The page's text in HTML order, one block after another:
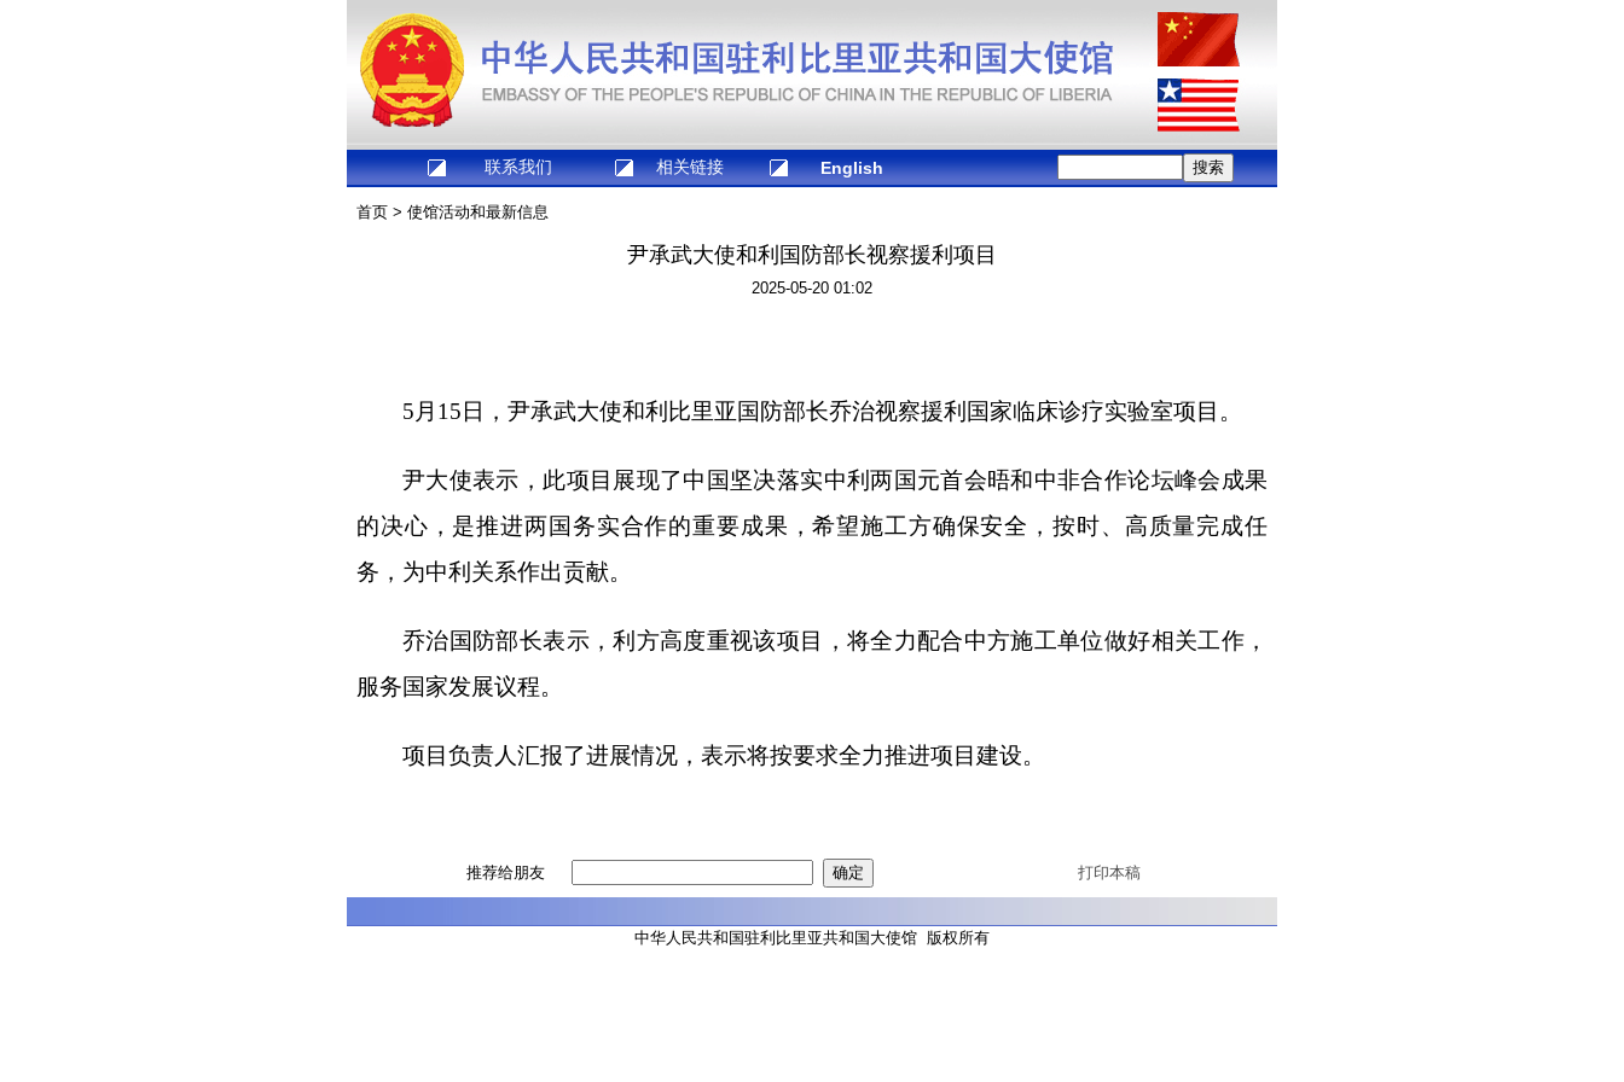
联系我们 相关链接 English
首页 > 使馆活动和最新信息
尹承武大使和利国防部长视察援利项目
2025-05-20 01:02
5月15日，尹承武大使和利比里亚国防部长乔治视察援利国家临床诊疗实验室项目。
尹大使表示，此项目展现了中国坚决落实中利两国元首会晤和中非合作论坛峰会成果
的决心，是推进两国务实合作的重要成果，希望施工方确保安全，按时、高质量完成任
务，为中利关系作出贡献。
乔治国防部长表示，利方高度重视该项目，将全力配合中方施工单位做好相关工作，
服务国家发展议程。
项目负责人汇报了进展情况，表示将按要求全力推进项目建设。
推荐给朋友 打印本稿
中华人民共和国驻利比里亚共和国大使馆 版权所有